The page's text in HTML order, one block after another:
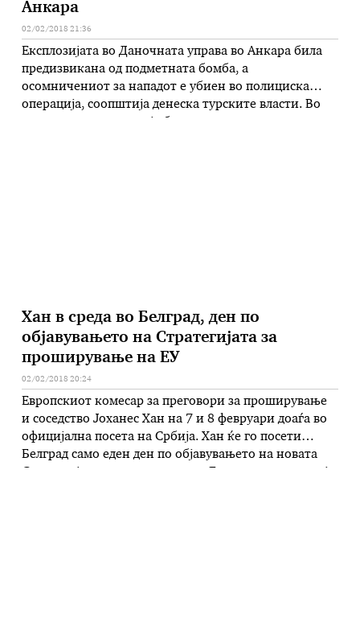
Анкара
02/02/2018 21:36
Експлозијата во Даночната управа во Анкара била
предизвикана од подметната бомба, а
осомничениот за нападот е убиен во полициска
операција, соопштија денеска турските власти. Во
Хан в среда во Белград, ден по
објавувањето на Стратегијата за
проширување на ЕУ
02/02/2018 20:24
Европскиот комесар за преговори за проширување
и соседство Јоханес Хан на 7 и 8 февруари доаѓа во
официјална посета на Србија. Хан ќе го посети
Белград само еден ден по објавувањето на новата